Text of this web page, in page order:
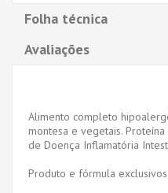
Folha técnica
Avaliações
Alimento completo
montesa e vegetais.
de Doença Inflamatória
Produto e fórmula